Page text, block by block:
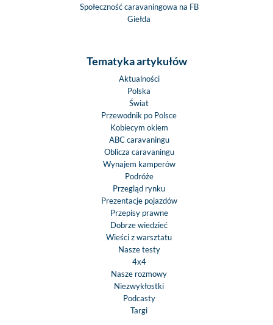
Społeczność caravaningowa na FB
Giełda
Tematyka artykułów
Aktualności
Polska
Świat
Przewodnik po Polsce
Kobiecym okiem
ABC caravaningu
Oblicza caravaningu
Wynajem kamperów
Podróże
Przegląd rynku
Prezentacje pojazdów
Przepisy prawne
Dobrze wiedzieć
Wieści z warsztatu
Nasze testy
4x4
Nasze rozmowy
Niezwykłostki
Podcasty
Targi